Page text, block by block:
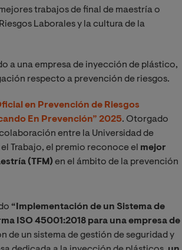
trabajos de final de maestría o
Laborales y la cultura de la
a una empresa de inyección de plástico,
respecto a prevención de riesgos.
en Prevención de Riesgos
En Prevención” 2025. Otorgado
entre la Universidad de
Trabajo, el premio reconoce el mejor
(TFM) en el ámbito de la prevención
“Implementación de un Sistema de
ISO 45001:2018 para una empresa de
de un sistema de gestión de seguridad y